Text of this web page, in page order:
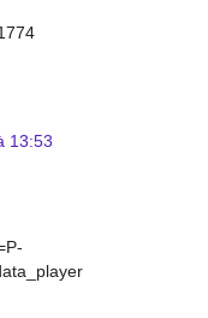
13:53